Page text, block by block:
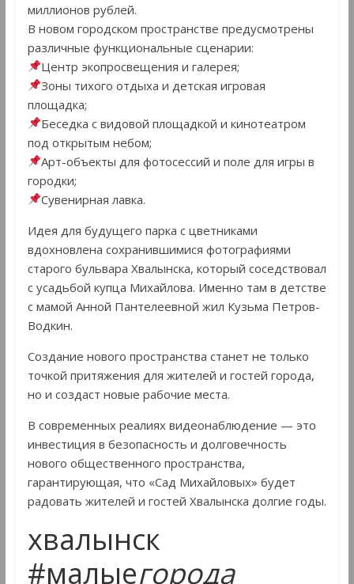
миллионов рублей.
В новом городском пространстве предусмотрены
различные функциональные сценарии:
Центр экопросвещения и галерея;
Зоны тихого отдыха и детская игровая
площадка;
Беседка с видовой площадкой и кинотеатром
под открытым небом;
Арт-объекты для фотосессий и поле для игры в
городки;
Сувенирная лавка.
Идея для будущего парка с цветниками
вдохновлена сохранившимися фотографиями
старого бульвара Хвалынска, который соседствовал
с усадьбой купца Михайлова. Именно там в детстве
с мамой Анной Пантелеевной жил Кузьма Петров-
Водкин.
Создание нового пространства станет не только
точкой притяжения для жителей и гостей города,
но и создаст новые рабочие места.
В современных реалиях видеонаблюдение — это
инвестиция в безопасность и долговечность
нового общественного пространства,
гарантирующая, что «Сад Михайловых» будет
радовать жителей и гостей Хвалынска долгие годы.
хвалынск
#малыегорода